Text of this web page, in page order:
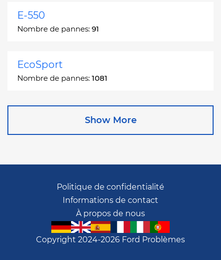
E-550
Nombre de pannes: 91
EcoSport
Nombre de pannes: 1081
Escape
Escape Hybrid
Nombre de pannes:1666
Show More
Copyright 2024-2026 Ford Problèmes
Politique de confidentialité
Informations de contact
À propos de nous